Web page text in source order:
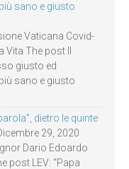
sano e giusto
Vaticana Covid-
The post Il
giusto ed
sano e giusto
dietro le quinte
29, 2020
Dario Edoardo
post LEV: “Papa